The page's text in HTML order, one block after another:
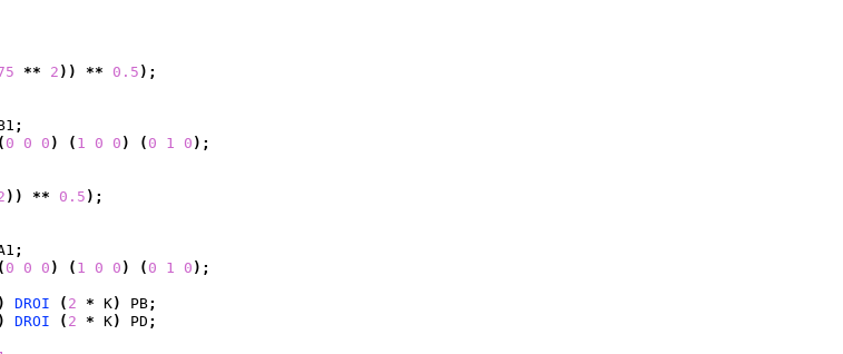
** 2 ) ) ** 0.5 ) ;
;
( 0 0 0 ) ( 1 0 0 ) ( 0 1 0 ) ;
) ) ** 0.5 ) ;
;
( 0 0 0 ) ( 1 0 0 ) ( 0 1 0 ) ;
) DROI ( 2 * K) PB;
) DROI ( 2 * K) PD ;